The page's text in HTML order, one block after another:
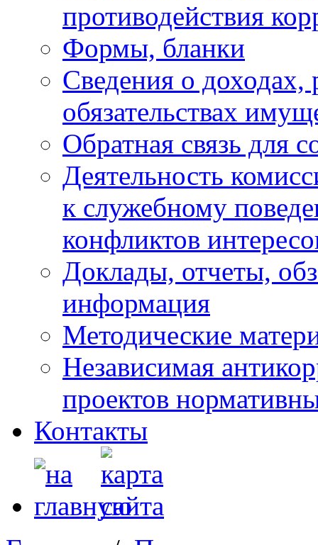
противодействия
Формы, бланки
Сведения о доходах,
обязательствах
Обратная связь для
Деятельность
к служебному
конфликтов
Доклады, отчеты,
информация
Методические
Независимая
проектов
Контакты